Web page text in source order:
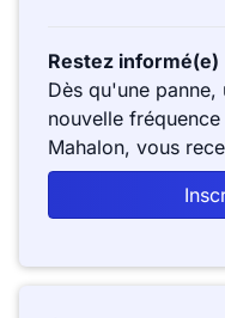
Restez informé(e)
Dès qu'une
nouvelle
Mahalon, vous